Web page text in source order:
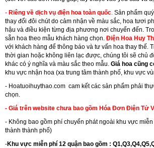
- Riêng về dịch vụ điện hoa toàn quốc. Sản phẩm
thay đổi đôi chút do cảm nhận về màu sắc, hoa tươi
hậu và điều kiện từng địa phương nơi chuyển đến.
sẵn hoa theo mẫu khách hàng chọn. Điện Hoa Huy
với khách hàng để thông báo và tư vấn hoa thay thế.
thời gian hoặc không liên lạc được, chúng tôi sẽ chủ
khác có ý nghĩa và màu sắc theo mẫu. Giá hoa cũng
khu vực nhận hoa (xa trung tâm thành phố, khu vực
- Hoatuoihuythao.com cam kết các sản phẩm phải
chọn.
- Giá trên website chưa bao gồm Hóa Đơn Điện Tử
- Không bao gồm phí chuyển phát ngoài khu vực
thành thành phố)
-Khu vực miễn phí 12 quận bao gồm :